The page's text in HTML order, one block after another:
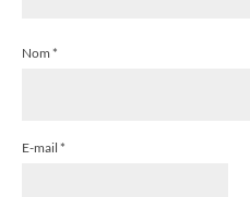
Nom *
E-mail *